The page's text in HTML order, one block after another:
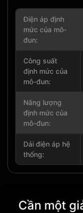
Điện áp định
mức của mô-
đun:
Công suất
định mức của
mô-đun:
Năng lượng
định mức của
mô-đun:
Dải điện áp hệ
thống:
Cần một